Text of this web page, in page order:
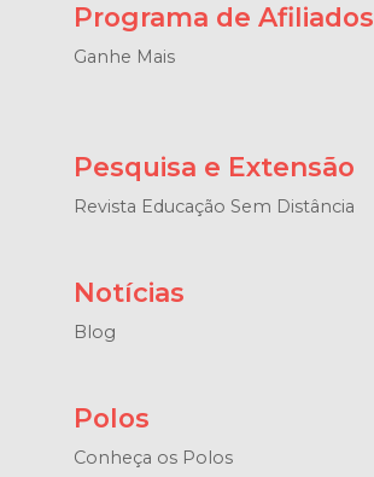
Programa de Afiliados
Ganhe Mais
Pesquisa e Extensão
Revista Educação Sem Distância
Notícias
Blog
Polos
Conheça os Polos